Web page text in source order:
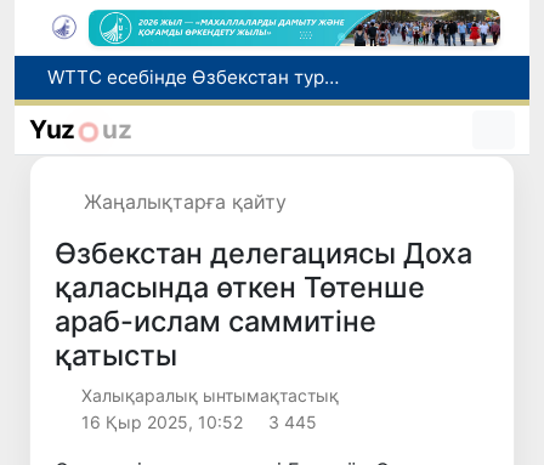
Мүмкіндігі шектеулі талапкерлерге қабылдау емтихандарында қосымша уақыт беріледі
Беларусьтен Өзбекстанға екінші тікелей жүк пойызы жөнелтілді
Yuz uz
Жаңалықтарға қайту
Өзбекстан делегациясы Доха
қаласында өткен Төтенше
араб-ислам саммитіне
қатысты
Халықаралық ынтымақтастық
16 Қыр 2025, 10:52
3 445